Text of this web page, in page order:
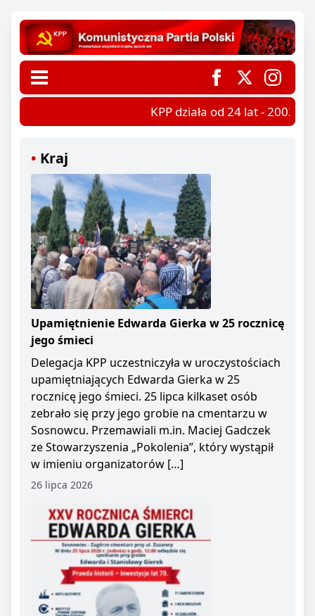
KPP działa od 24 lat - 2002-
Kraj
Upamiętnienie Edwarda Gierka w 25 rocznicę
jego śmieci
Delegacja KPP uczestniczyła w uroczystościach
upamiętniających Edwarda Gierka w 25
rocznicę jego śmieci. 25 lipca kilkaset osób
zebrało się przy jego grobie na cmentarzu w
Sosnowcu. Przemawiali m.in. Maciej Gadczek
ze Stowarzyszenia „Pokolenia”, który wystąpił
w imieniu organizatorów […]
26 lipca 2026